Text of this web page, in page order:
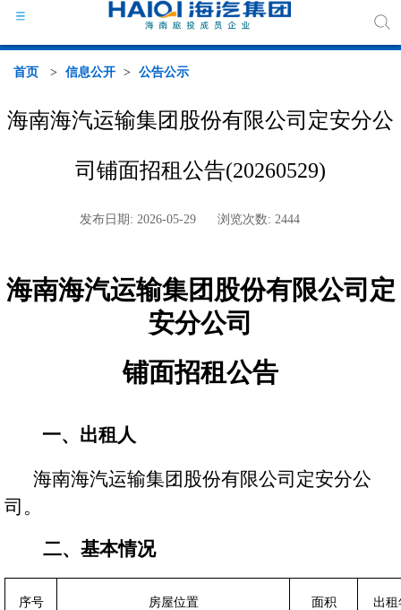
行业
首页 > 信息公开 > 公告公示
海南海汽运输集团股份有限公司定安分公
司铺面招租公告(20260529)
发布日期: 2026-05-29 浏览次数: 2444
海南海汽运输集团股份有限公司定
安分公司
铺面招租公告
一、出租人
海南海汽运输集团股份有限公司定安分公
司。
二、基本情况
序号 房屋位置 面积 出租